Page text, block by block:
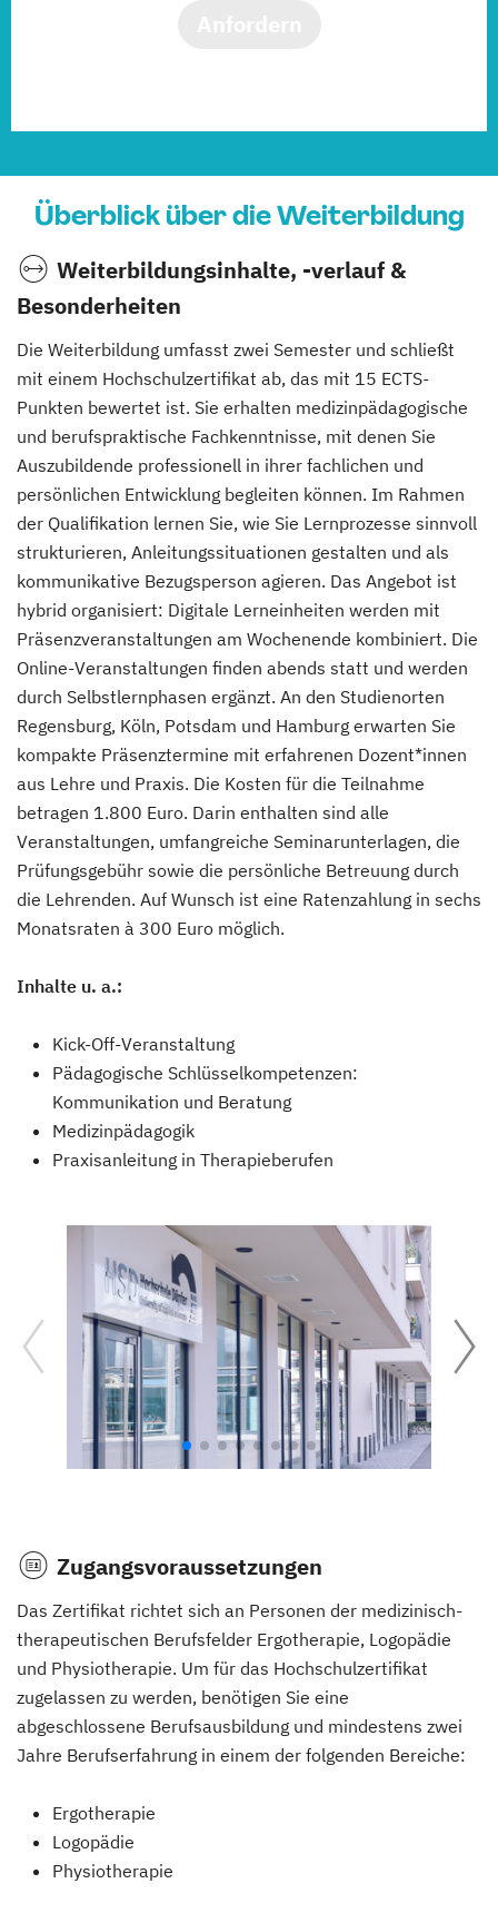
Überblick über die Weiterbildung
Weiterbildungsinhalte, -verlauf &
Besonderheiten
Die Weiterbildung umfasst zwei Semester und schließt
mit einem Hochschulzertifikat ab, das mit 15 ECTS-
Punkten bewertet ist. Sie erhalten medizinpädagogische
und berufspraktische Fachkenntnisse, mit denen Sie
Auszubildende professionell in ihrer fachlichen und
persönlichen Entwicklung begleiten können. Im Rahmen
der Qualifikation lernen Sie, wie Sie Lernprozesse sinnvoll
strukturieren, Anleitungssituationen gestalten und als
kommunikative Bezugsperson agieren. Das Angebot ist
hybrid organisiert: Digitale Lerneinheiten werden mit
Präsenzveranstaltungen am Wochenende kombiniert. Die
Online-Veranstaltungen finden abends statt und werden
durch Selbstlernphasen ergänzt. An den Studienorten
Regensburg, Köln, Potsdam und Hamburg erwarten Sie
kompakte Präsenztermine mit erfahrenen Dozent*innen
aus Lehre und Praxis. Die Kosten für die Teilnahme
betragen 1.800 Euro. Darin enthalten sind alle
Veranstaltungen, umfangreiche Seminarunterlagen, die
Prüfungsgebühr sowie die persönliche Betreuung durch
die Lehrenden. Auf Wunsch ist eine Ratenzahlung in sechs
Monatsraten à 300 Euro möglich.
Inhalte u. a.:
Kick-Off-Veranstaltung
Pädagogische Schlüsselkompetenzen:
Kommunikation und Beratung
Medizinpädagogik
Praxisanleitung in Therapieberufen
Zugangsvoraussetzungen
Das Zertifikat richtet sich an Personen der medizinisch-
therapeutischen Berufsfelder Ergotherapie, Logopädie
und Physiotherapie. Um für das Hochschulzertifikat
zugelassen zu werden, benötigen Sie eine
abgeschlossene Berufsausbildung und mindestens zwei
Jahre Berufserfahrung in einem der folgenden Bereiche:
Ergotherapie
Logopädie
Physiotherapie